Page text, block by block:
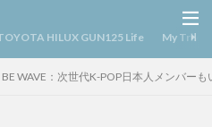
HILUX GUN125 Life My Trivia
BE WAVE：次世代K-POP日本人メンバーも